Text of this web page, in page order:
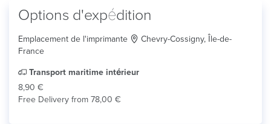
Options d'expédition
Emplacement de l'imprimante
Chevry-Cossigny, Île-de-
France
Transport maritime intérieur
8,90 €
Free Delivery from 78,00 €